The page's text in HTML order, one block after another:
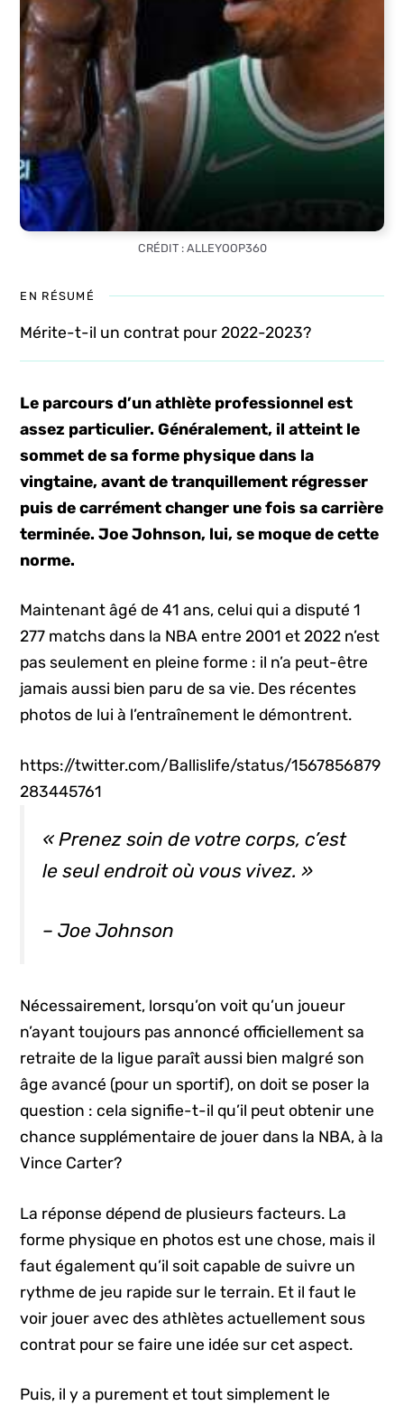
CRÉDIT : ALLEYOOP360
EN RÉSUMÉ
Mérite-t-il un contrat pour 2022-2023?
Le parcours d’un athlète professionnel est
assez particulier. Généralement, il atteint le
sommet de sa forme physique dans la
vingtaine, avant de tranquillement régresser
puis de carrément changer une fois sa carrière
terminée. Joe Johnson, lui, se moque de cette
norme.
Maintenant âgé de 41 ans, celui qui a disputé 1
277 matchs dans la NBA entre 2001 et 2022 n’est
pas seulement en pleine forme : il n’a peut-être
jamais aussi bien paru de sa vie. Des récentes
photos de lui à l’entraînement le démontrent.
https://twitter.com/Ballislife/status/1567856879
283445761
« Prenez soin de votre corps, c’est
le seul endroit où vous vivez. »
– Joe Johnson
Nécessairement, lorsqu’on voit qu’un joueur
n’ayant toujours pas annoncé officiellement sa
retraite de la ligue paraît aussi bien malgré son
âge avancé (pour un sportif), on doit se poser la
question : cela signifie-t-il qu’il peut obtenir une
chance supplémentaire de jouer dans la NBA, à la
Vince Carter?
La réponse dépend de plusieurs facteurs. La
forme physique en photos est une chose, mais il
faut également qu’il soit capable de suivre un
rythme de jeu rapide sur le terrain. Et il faut le
voir jouer avec des athlètes actuellement sous
contrat pour se faire une idée sur cet aspect.
Puis, il y a purement et tout simplement le